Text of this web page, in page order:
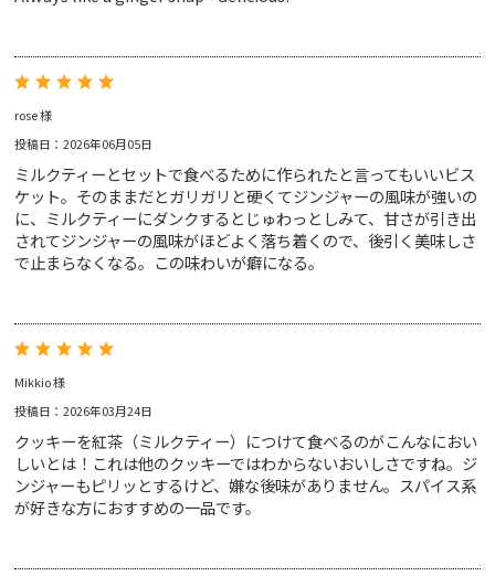
ジンジャースナップ
サルタナクッキー
ギフトバッグ
Blog
About
サイトマップ
特定商取引法表示
プライバシー・ポリシー
お問い合わせ
マイアカウント
rose 様
投稿日：2026年06月05日
ミルクティーとセットで食べるために作られたと言ってもいいビス
ケット。そのままだとガリガリと硬くてジンジャーの風味が強いの
に、ミルクティーにダンクするとじゅわっとしみて、甘さが引き出
されてジンジャーの風味がほどよく落ち着くので、後引く美味しさ
で止まらなくなる。この味わいが癖になる。
Mikkio 様
投稿日：2026年03月24日
クッキーを紅茶（ミルクティー）につけて食べるのがこんなにおい
しいとは！これは他のクッキーではわからないおいしさですね。ジ
ンジャーもピリッとするけど、嫌な後味がありません。スパイス系
が好きな方におすすめの一品です。